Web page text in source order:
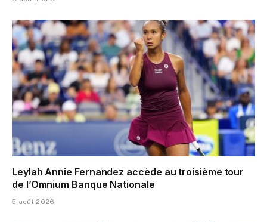
Leylah Annie Fernandez accède au troisième tour
de l’Omnium Banque Nationale
5 août 2026